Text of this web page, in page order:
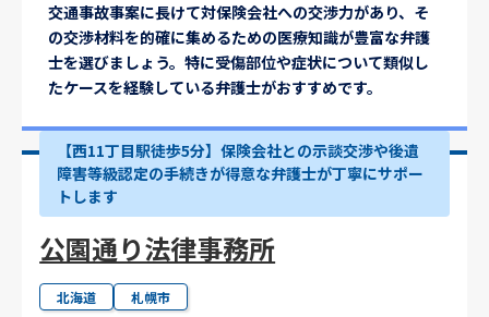
交通事故事案に長けて対保険会社への交渉力があり、そ
の交渉材料を的確に集めるための医療知識が豊富な弁護
士を選びましょう。特に受傷部位や症状について類似し
たケースを経験している弁護士がおすすめです。
【西11丁目駅徒歩5分】保険会社との示談交渉や後遺
障害等級認定の手続きが得意な弁護士が丁寧にサポー
トします
公園通り法律事務所
北海道 札幌市